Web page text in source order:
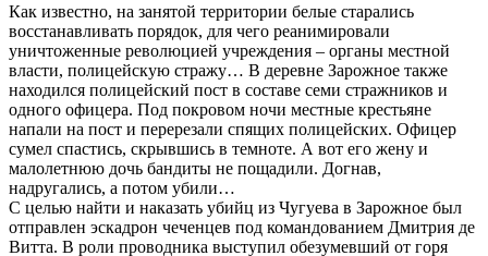
Как известно, на занятой территории белые старались
восстанавливать порядок, для чего реанимировали
уничтоженные революцией учреждения – органы местной
власти, полицейскую стражу… В деревне Зарожное также
находился полицейский пост в составе семи стражников и
одного офицера. Под покровом ночи местные крестьяне
напали на пост и перерезали спящих полицейских. Офицер
сумел спастись, скрывшись в темноте. А вот его жену и
малолетнюю дочь бандиты не пощадили. Догнав,
надругались, а потом убили…
С целью найти и наказать убийц из Чугуева в Зарожное был
отправлен эскадрон чеченцев под командованием Дмитрия де
Витта. В роли проводника выступил обезумевший от горя